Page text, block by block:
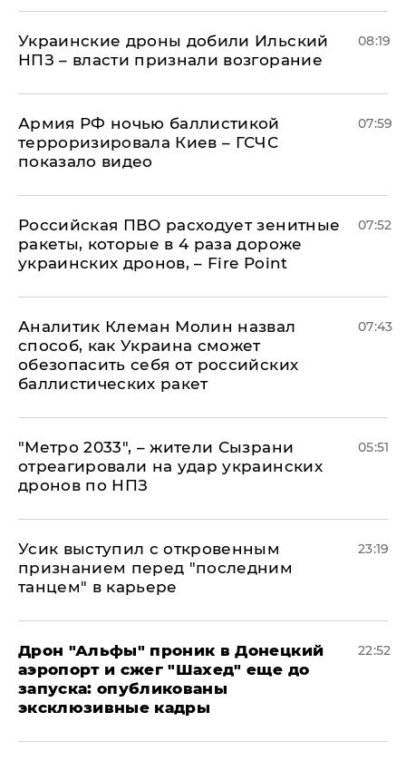
Украинские дроны добили Ильский
НПЗ – власти признали возгорание
08:19
Армия РФ ночью баллистикой
терроризировала Киев – ГСЧС
показало видео
07:59
Российская ПВО расходует зенитные
ракеты, которые в 4 раза дороже
украинских дронов, – Fire Point
07:52
Аналитик Клеман Молин назвал
способ, как Украина сможет
обезопасить себя от российских
баллистических ракет
07:43
"Метро 2033", – жители Сызрани
отреагировали на удар украинских
дронов по НПЗ
05:51
Усик выступил с откровенным
признанием перед "последним
танцем" в карьере
23:19
Дрон "Альфы" проник в Донецкий
аэропорт и сжег "Шахед" еще до
запуска: опубликованы
эксклюзивные кадры
22:52